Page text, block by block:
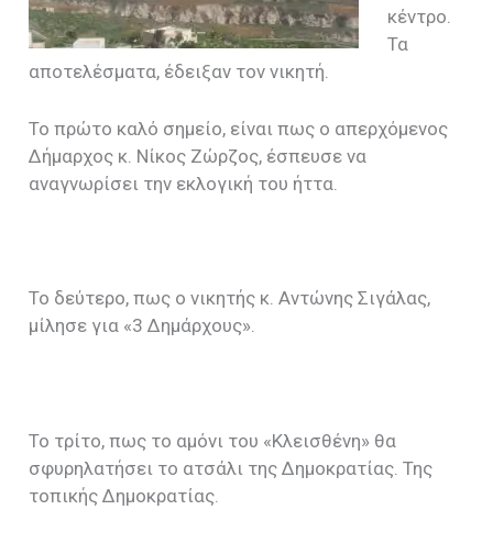
κέντρο.
Τα
αποτελέσματα, έδειξαν τον νικητή.
Το πρώτο καλό σημείο, είναι πως ο απερχόμενος
Δήμαρχος κ. Νίκος Ζώρζος, έσπευσε να
αναγνωρίσει την εκλογική του ήττα.
Το δεύτερο, πως ο νικητής κ. Αντώνης Σιγάλας,
μίλησε για «3 Δημάρχους».
Το τρίτο, πως το αμόνι του «Κλεισθένη» θα
σφυρηλατήσει το ατσάλι της Δημοκρατίας. Της
τοπικής Δημοκρατίας.